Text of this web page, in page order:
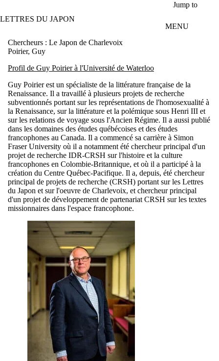
Aller au contenu principal
Jump to
LETTRES DU JAPON
MENU
Chercheurs : Le Japon de Charlevoix
Poirier, Guy
Profil de Guy Poirier à l'Université de Waterloo
Guy Poirier est un spécialiste de la littérature française de la
Renaissance. Il a travaillé à plusieurs projets de recherche
subventionnés portant sur les représentations de l'homosexualité à
la Renaissance, sur la littérature et la polémique sous Henri III et
sur les relations de voyage sous l'Ancien Régime. Il a aussi publié
dans les domaines des études québécoises et des études
francophones au Canada. Il a commencé sa carrière à Simon
Fraser University où il a notamment été chercheur principal d'un
projet de recherche IDR-CRSH sur l'histoire et la culture
francophones en Colombie-Britannique, et où il a participé à la
création du Centre Québec-Pacifique. Il a, depuis, été chercheur
principal de projets de recherche (CRSH) portant sur les Lettres
du Japon et sur l'oeuvre de Charlevoix, et chercheur principal
d'un projet de développement de partenariat CRSH sur les textes
missionnaires dans l'espace francophone.